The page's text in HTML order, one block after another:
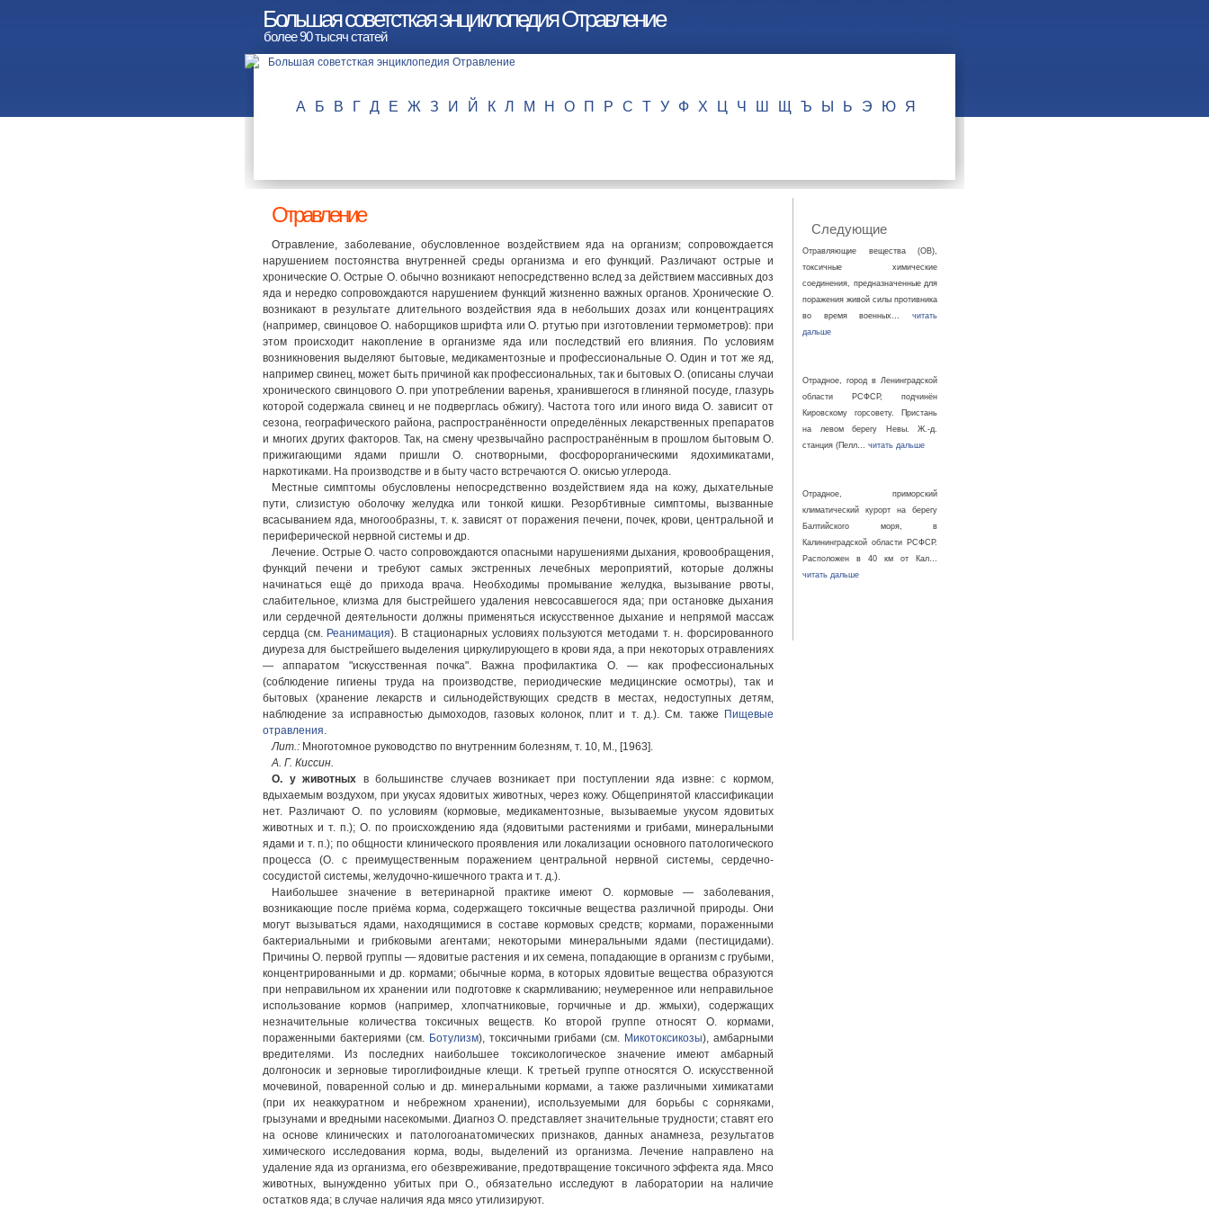
Большая советсткая энциклопедия Отравление
более 90 тысяч статей
А Б В Г Д Е Ж З И Й К Л М Н О П Р С Т У Ф Х Ц Ч Ш Щ Ъ Ы Ь Э Ю Я
Отравление
Отравление, заболевание, обусловленное воздействием яда на организм; сопровождается
нарушением постоянства внутренней среды организма и его функций. Различают острые и
хронические О. Острые О. обычно возникают непосредственно вслед за действием массивных доз
яда и нередко сопровождаются нарушением функций жизненно важных органов. Хронические О.
возникают в результате длительного воздействия яда в небольших дозах или концентрациях
(например, свинцовое О. наборщиков шрифта или О. ртутью при изготовлении термометров): при
этом происходит накопление в организме яда или последствий его влияния. По условиям
возникновения выделяют бытовые, медикаментозные и профессиональные О. Один и тот же яд,
например свинец, может быть причиной как профессиональных, так и бытовых О. (описаны случаи
хронического свинцового О. при употреблении варенья, хранившегося в глиняной посуде, глазурь
которой содержала свинец и не подверглась обжигу). Частота того или иного вида О. зависит от
сезона, географического района, распространённости определённых лекарственных препаратов
и многих других факторов. Так, на смену чрезвычайно распространённым в прошлом бытовым О.
прижигающими ядами пришли О. снотворными, фосфорорганическими ядохимикатами,
наркотиками. На производстве и в быту часто встречаются О. окисью углерода.
Местные симптомы обусловлены непосредственно воздействием яда на кожу, дыхательные
пути, слизистую оболочку желудка или тонкой кишки. Резорбтивные симптомы, вызванные
всасыванием яда, многообразны, т. к. зависят от поражения печени, почек, крови, центральной и
периферической нервной системы и др.
Лечение. Острые О. часто сопровождаются опасными нарушениями дыхания, кровообращения,
функций печени и требуют самых экстренных лечебных мероприятий, которые должны
начинаться ещё до прихода врача. Необходимы промывание желудка, вызывание рвоты,
слабительное, клизма для быстрейшего удаления невсосавшегося яда; при остановке дыхания
или сердечной деятельности должны применяться искусственное дыхание и непрямой массаж
сердца (см. Реанимация). В стационарных условиях пользуются методами т. н. форсированного
диуреза для быстрейшего выделения циркулирующего в крови яда, а при некоторых отравлениях
— аппаратом "искусственная почка". Важна профилактика О. — как профессиональных
(соблюдение гигиены труда на производстве, периодические медицинские осмотры), так и
бытовых (хранение лекарств и сильнодействующих средств в местах, недоступных детям,
наблюдение за исправностью дымоходов, газовых колонок, плит и т. д.). См. также
Пищевые
отравления.
Лит.: Многотомное руководство по внутренним болезням, т. 10, М., [1963].
А. Г. Киссин.
О. у животных в большинстве случаев возникает при поступлении яда извне: с кормом,
вдыхаемым воздухом, при укусах ядовитых животных, через кожу. Общепринятой классификации
нет. Различают О. по условиям (кормовые, медикаментозные, вызываемые укусом ядовитых
животных и т. п.); О. по происхождению яда (ядовитыми растениями и грибами, минеральными
ядами и т. п.); по общности клинического проявления или локализации основного патологического
процесса (О. с преимущественным поражением центральной нервной системы, сердечно-
сосудистой системы, желудочно-кишечного тракта и т. д.).
Наибольшее значение в ветеринарной практике имеют О. кормовые — заболевания,
возникающие после приёма корма, содержащего токсичные вещества различной природы. Они
могут вызываться ядами, находящимися в составе кормовых средств; кормами, пораженными
бактериальными и грибковыми агентами; некоторыми минеральными ядами (пестицидами).
Причины О. первой группы — ядовитые растения и их семена, попадающие в организм с грубыми,
концентрированными и др. кормами; обычные корма, в которых ядовитые вещества образуются
при неправильном их хранении или подготовке к скармливанию; неумеренное или неправильное
использование кормов (например, хлопчатниковые, горчичные и др. жмыхи), содержащих
незначительные количества токсичных веществ. Ко второй группе относят О. кормами,
пораженными бактериями (см. Ботулизм), токсичными грибами (см. Микотоксикозы), амбарными
вредителями. Из последних наибольшее токсикологическое значение имеют амбарный
долгоносик и зерновые тироглифоидные клещи. К третьей группе относятся О. искусственной
мочевиной, поваренной солью и др. минеральными кормами, а также различными химикатами
(при их неаккуратном и небрежном хранении), используемыми для борьбы с сорняками,
грызунами и вредными насекомыми. Диагноз О. представляет значительные трудности; ставят его
на основе клинических и патологоанатомических признаков, данных анамнеза, результатов
химического исследования корма, воды, выделений из организма. Лечение направлено на
удаление яда из организма, его обезвреживание, предотвращение токсичного эффекта яда. Мясо
животных, вынужденно убитых при О., обязательно исследуют в лаборатории на наличие
остатков яда; в случае наличия яда мясо утилизируют.
Следующие
Отравляющие вещества (ОВ),
токсичные химические
соединения, предназначенные для
поражения живой силы противника
во время военных… читать
дальше
Отрадное, город в Ленинградской
области РСФСР, подчинён
Кировскому горсовету. Пристань
на левом берегу Невы. Ж.-д.
станция (Пелл… читать дальше
Отрадное, приморский
климатический курорт на берегу
Балтийского моря, в
Калининградской области РСФСР.
Расположен в 40 км от Кал…
читать дальше